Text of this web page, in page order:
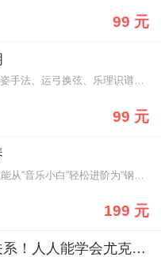
99 元
本课程详细讲解坐姿手法、运弓换弦、乐理识谱等，手把手教你零基础学二胡
99 元
199 元
零基础也没关系！人人能学会尤克里里，不走弯路，从小白到流利弹奏